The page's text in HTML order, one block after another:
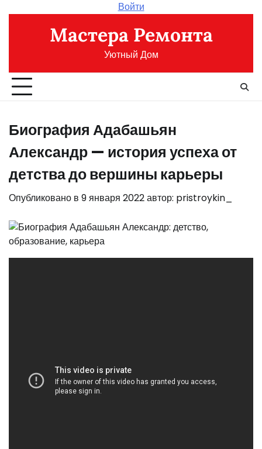
содержимому
Войти
Мастера Ремонта
Уютный Дом
Биография Адабашьян
Александр — история успеха от
детства до вершины карьеры
Опубликовано в 9 января 2022автор: pristroykin_